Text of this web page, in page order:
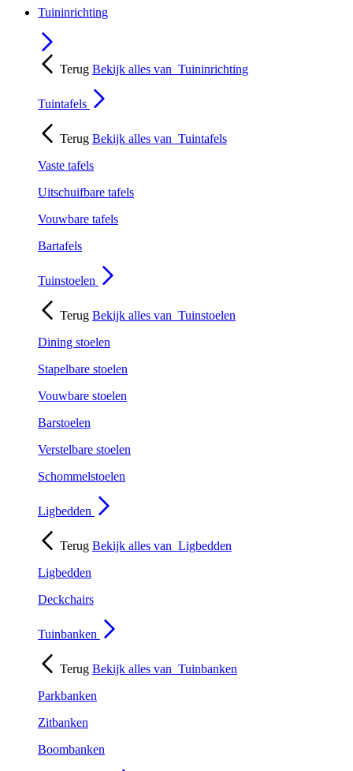
Tuininrichting
Terug Bekijk alles van Tuininrichting
Tuintafels
Terug Bekijk alles van Tuintafels
Vaste tafels
Uitschuifbare tafels
Vouwbare tafels
Bartafels
Tuinstoelen
Terug Bekijk alles van Tuinstoelen
Dining stoelen
Stapelbare stoelen
Vouwbare stoelen
Barstoelen
Verstelbare stoelen
Schommelstoelen
Ligbedden
Terug Bekijk alles van Ligbedden
Ligbedden
Deckchairs
Tuinbanken
Terug Bekijk alles van Tuinbanken
Parkbanken
Zitbanken
Boombanken